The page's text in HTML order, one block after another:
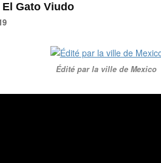
Gato Viudo
Édité par la ville de Mexico